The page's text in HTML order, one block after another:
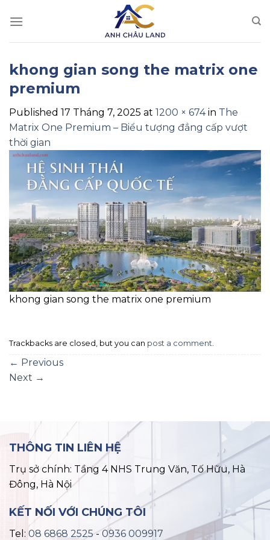
khong gian song the matrix one
premium
Published 17 Tháng 7, 2025 at 1200 × 674in The
Matrix One Premium – Biểu tượng đẳng cấp vượt
thời gian
khong gian song the matrix one premium
Trackbacks are closed, but you can post a comment.
← Previous
Next →
THÔNG TIN LIÊN HỆ
Trụ sở chính: Tầng 4 NHS Trung Văn, Tố Hữu, Hà
Đông, Hà Nội
KẾT NỐI VỚI CHÚNG TÔI
Tel: 08 6868 2525-0936 009917